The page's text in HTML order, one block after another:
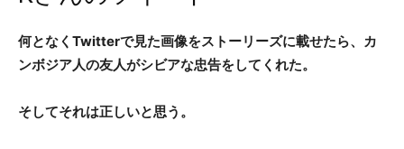
何となくTwitterで見た画像をストーリーズに載せたら、カ
ンボジア人の友人がシビアな忠告をしてくれた。
そしてそれは正しいと思う。